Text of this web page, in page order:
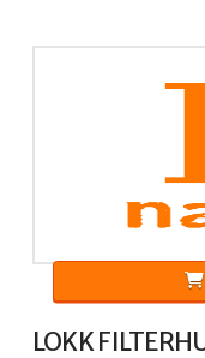
LOKK